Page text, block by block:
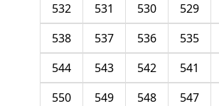
529
530
531
532
535
536
537
538
541
542
543
544
547
548
549
550